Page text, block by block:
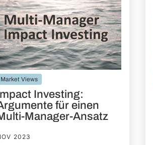
Market Views
Investing:
für einen
Manager-Ansatz
2023